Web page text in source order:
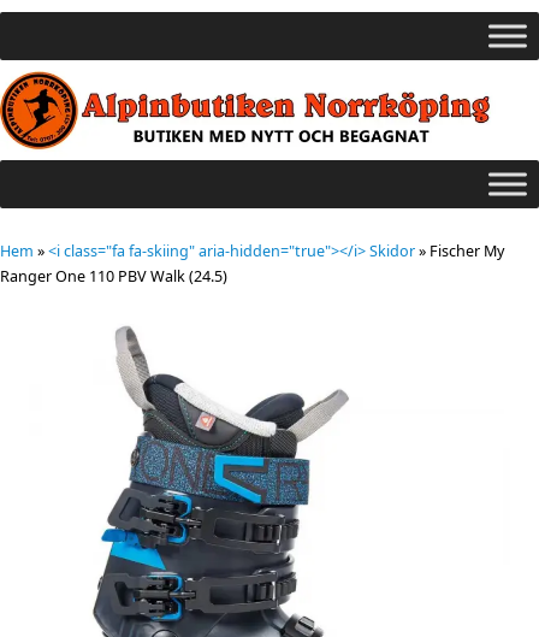
Hem »<i class="fa fa-skiing" aria-hidden="true"></i> Skidor» Fischer My
Ranger One 110 PBV Walk (24.5)